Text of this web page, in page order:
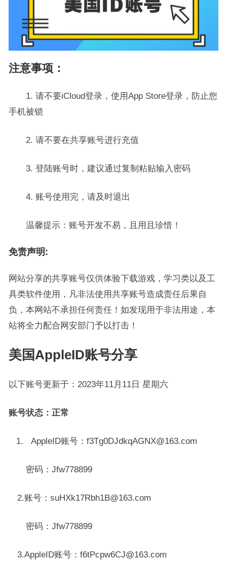
注意事项：
1. 请不要iCloud登录，使用App Store登录，防止您
手机被锁
2. 请不要在共享账号进行充值
3. 登陆账号时，建议通过复制粘贴输入密码
4. 账号使用完，请及时退出
温馨提示：账号开发不易，且用且珍惜！
免责声明:
网站分享的共享账号仅供体验下载游戏，学习类以及工
具类软件使用，凡非法使用共享账号造成责任后果自
负，本网站不承担任何责任！如发现用于非法用途，本
站将全力配合网安部门予以打击！
美国AppleID账号分享
以下账号更新于：2023年11月11日 星期六
账号状态：正常
1. AppleID账号：f3Tg0DJdkqAGNX@163.com
密码：Jfw778899
2.账号：suHXk17Rbh1B@163.com
密码：Jfw778899
3.AppleID账号：f6tPcpw6CJ@163.com